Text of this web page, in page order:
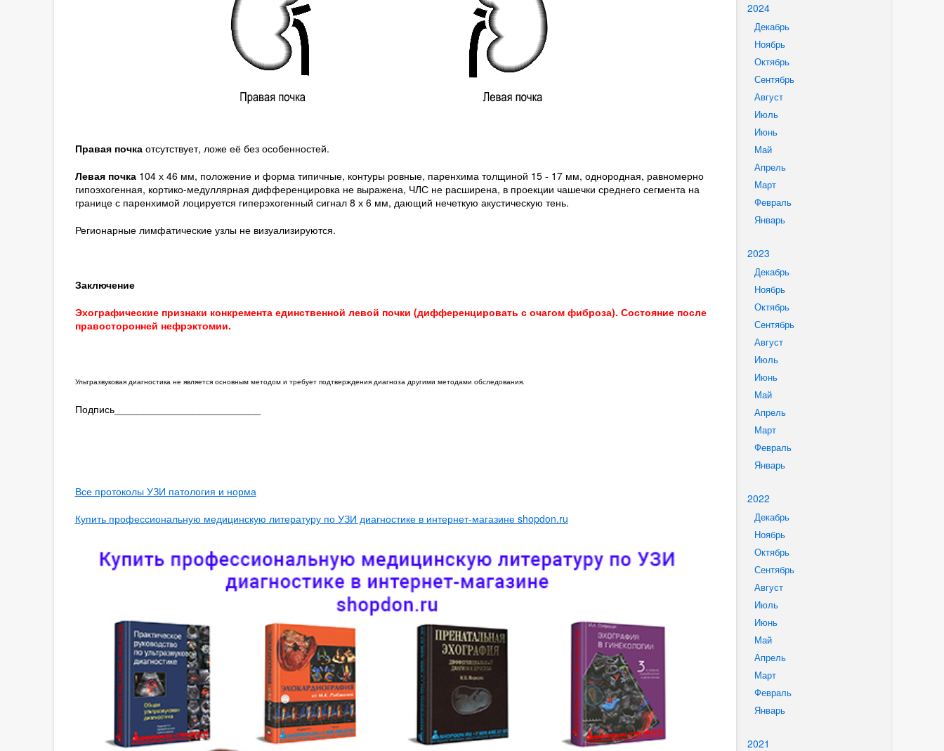
2024
Декабрь
Ноябрь
Октябрь
Сентябрь
Август
Июль
Июнь
Май
Апрель
Март
Февраль
Январь
2023
Декабрь
Ноябрь
Октябрь
Сентябрь
Август
Июль
Июнь
Май
Апрель
Март
Февраль
Январь
2022
Декабрь
Ноябрь
Октябрь
Сентябрь
Август
Июль
Июнь
Май
Апрель
Март
Февраль
Январь
2021
Правая почка отсутствует, ложе её без особенностей.
Левая почка 104 х 46 мм, положение и форма типичные, контуры ровные, паренхима толщиной 15 - 17 мм, однородная, равномерно
гипоэхогенная, кортико-медуллярная дифференцировка не выражена, ЧЛС не расширена, в проекции чашечки среднего сегмента на
границе с паренхимой лоцируется гиперэхогенный сигнал 8 х 6 мм, дающий нечеткую акустическую тень.
Регионарные лимфатические узлы не визуализируются.
Заключение
Эхографические признаки конкремента единственной левой почки (дифференцировать с очагом фиброза). Состояние после
правосторонней нефрэктомии.
Ультразвуковая диагностика не является основным методом и требует подтверждения диагноза другими методами обследования.
Подпись__________________________
Все протоколы УЗИ патология и норма
Купить профессиональную медицинскую литературу по УЗИ диагностике в интернет-магазине shopdon.ru